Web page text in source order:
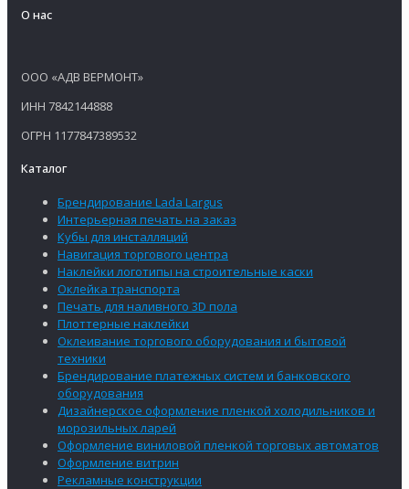
О нас
ООО «АДВ ВЕРМОНТ»
ИНН 7842144888
ОГРН 1177847389532
Каталог
Брендирование Lada Largus
Интерьерная печать на заказ
Кубы для инсталляций
Навигация торгового центра
Наклейки логотипы на строительные каски
Оклейка транспорта
Печать для наливного 3D пола
Плоттерные наклейки
Оклеивание торгового оборудования и бытовой
техники
Брендирование платежных систем и банковского
оборудования
Дизайнерское оформление пленкой холодильников и
морозильных ларей
Оформление виниловой пленкой торговых автоматов
Оформление витрин
Рекламные конструкции